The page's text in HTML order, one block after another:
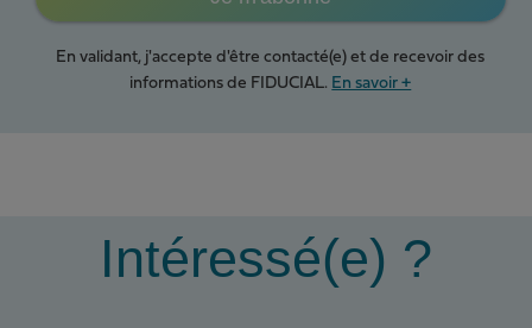
En validant, j'accepte d'être contacté(e) et de recevoir des
informations de FIDUCIAL. En savoir +
Intéressé(e) ?